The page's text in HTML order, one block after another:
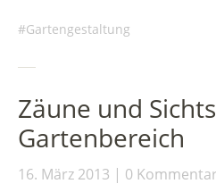
Gartengestaltung
Zäune und
Gartenbereich
16. März 2013 0